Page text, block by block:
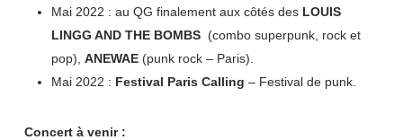
Mai 2022 : au QG finalement aux côtés des LOUIS
LINGG AND THE BOMBS(combo superpunk, rock et
pop), ANEWAE(punk rock – Paris).
Mai 2022 : Festival Paris Calling – Festival de punk.
Concert à venir :